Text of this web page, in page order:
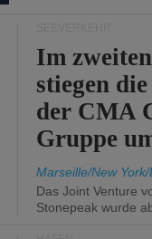
Im
stiegen
der CMA
Gruppe
Marseille/New
Das Joint Venture
Stonepeak wurde